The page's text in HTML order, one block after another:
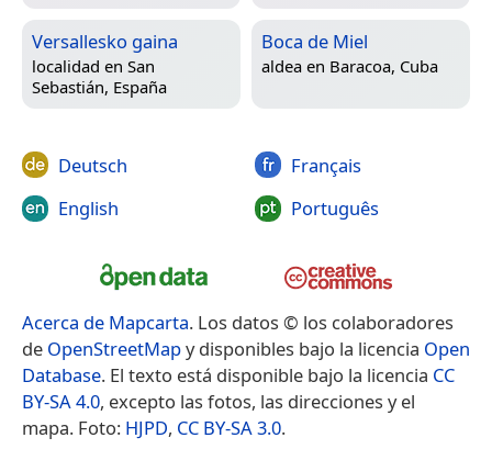
Versallesko gaina
localidad en San
Sebastián, España
Boca de Miel
aldea en Baracoa, Cuba
Deutsch
English
Français
Português
Acerca de Mapcarta. Los datos © los colaboradores
de OpenStreetMapy disponibles bajo la licencia Open
Database. El texto está disponible bajo la licencia CC
BY-SA 4.0, excepto las fotos, las direcciones y el
mapa. Foto: HJPD, CC BY-SA 3.0.